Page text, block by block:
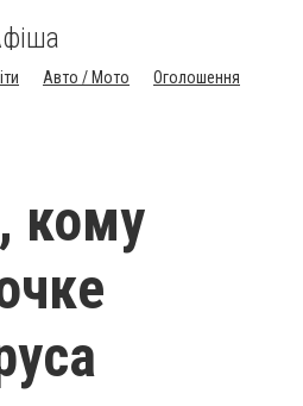
Авто / Мото Оголошення
кому